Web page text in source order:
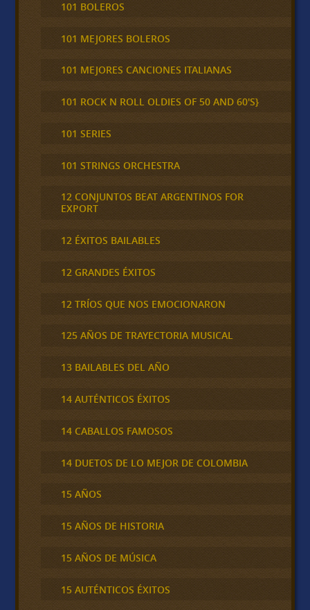
101 BOLEROS
101 MEJORES BOLEROS
101 MEJORES CANCIONES ITALIANAS
101 ROCK N ROLL OLDIES OF 50 AND 60'S}
101 SERIES
101 STRINGS ORCHESTRA
12 CONJUNTOS BEAT ARGENTINOS FOR
EXPORT
12 ÉXITOS BAILABLES
12 GRANDES ÉXITOS
12 TRÍOS QUE NOS EMOCIONARON
125 AÑOS DE TRAYECTORIA MUSICAL
13 BAILABLES DEL AÑO
14 AUTÉNTICOS ÉXITOS
14 CABALLOS FAMOSOS
14 DUETOS DE LO MEJOR DE COLOMBIA
15 AÑOS
15 AÑOS DE HISTORIA
15 AÑOS DE MÚSICA
15 AUTÉNTICOS ÉXITOS